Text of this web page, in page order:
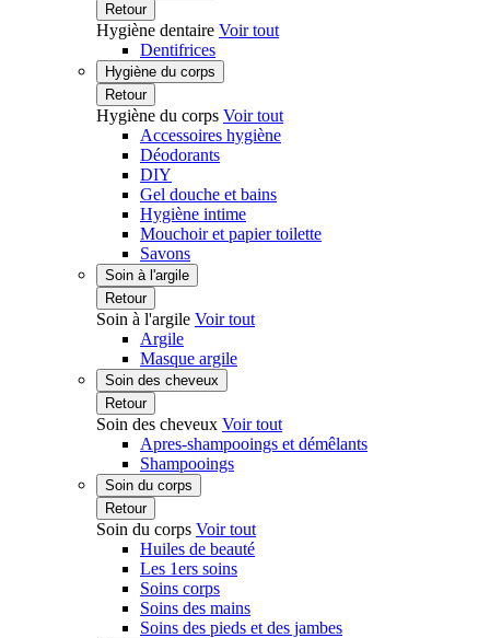
Retour
Hygiène dentaire Voir tout
Dentifrices
Hygiène du corps
Retour
Hygiène du corps Voir tout
Accessoires hygiène
Déodorants
DIY
Gel douche et bains
Hygiène intime
Mouchoir et papier toilette
Savons
Soin à l'argile
Retour
Soin à l'argile Voir tout
Argile
Masque argile
Soin des cheveux
Retour
Soin des cheveux Voir tout
Apres-shampooings et démêlants
Shampooings
Soin du corps
Retour
Soin du corps Voir tout
Huiles de beauté
Les 1ers soins
Soins corps
Soins des mains
Soins des pieds et des jambes